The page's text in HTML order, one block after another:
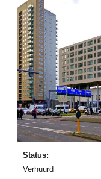
Status:
verhuurd